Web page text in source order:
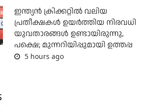
ഇന്ത്യന്‍ ക്രിക്കറ്റില്‍ വലിയ
പ്രതീക്ഷകള്‍ ഉയര്‍ത്തിയ നിരവധി
യുവതാരങ്ങള്‍ ഉണ്ടായിരുന്നു,
പക്ഷെ; മുന്നറിയിപ്പുമായി ഉത്തപ്പ
5 hours ago